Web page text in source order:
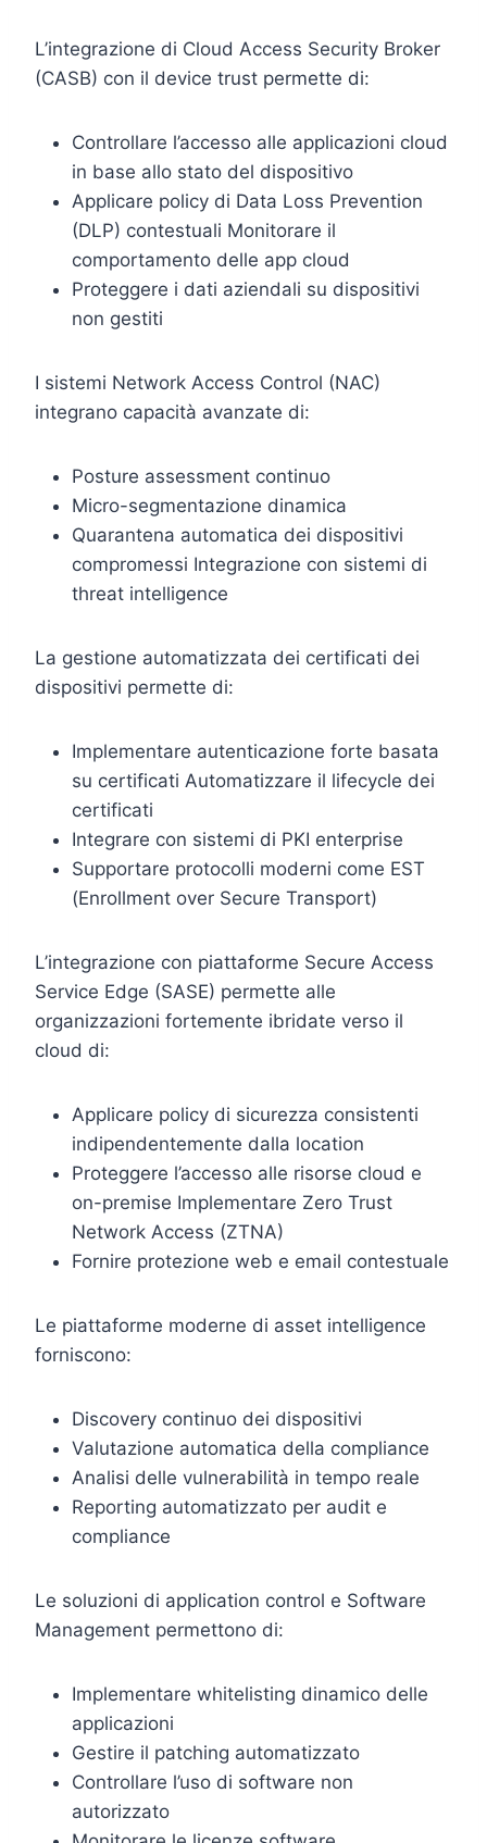
L’integrazione di Cloud Access Security Broker
(CASB) con il device trust permette di:
Controllare l’accesso alle applicazioni cloud
in base allo stato del dispositivo
Applicare policy di Data Loss Prevention
(DLP) contestuali Monitorare il
comportamento delle app cloud
Proteggere i dati aziendali su dispositivi
non gestiti
I sistemi Network Access Control (NAC)
integrano capacità avanzate di:
Posture assessment continuo
Micro-segmentazione dinamica
Quarantena automatica dei dispositivi
compromessi Integrazione con sistemi di
threat intelligence
La gestione automatizzata dei certificati dei
dispositivi permette di:
Implementare autenticazione forte basata
su certificati Automatizzare il lifecycle dei
certificati
Integrare con sistemi di PKI enterprise
Supportare protocolli moderni come EST
(Enrollment over Secure Transport)
L’integrazione con piattaforme Secure Access
Service Edge (SASE) permette alle
organizzazioni fortemente ibridate verso il
cloud di:
Applicare policy di sicurezza consistenti
indipendentemente dalla location
Proteggere l’accesso alle risorse cloud e
on-premise Implementare Zero Trust
Network Access (ZTNA)
Fornire protezione web e email contestuale
Le piattaforme moderne di asset intelligence
forniscono:
Discovery continuo dei dispositivi
Valutazione automatica della compliance
Analisi delle vulnerabilità in tempo reale
Reporting automatizzato per audit e
compliance
Le soluzioni di application control e Software
Management permettono di:
Implementare whitelisting dinamico delle
applicazioni
Gestire il patching automatizzato
Controllare l’uso di software non
autorizzato